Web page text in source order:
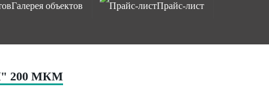
Галерея объектов Прайс-лист
200 МКМ